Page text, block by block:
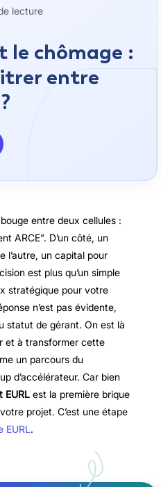
lecture
le chômage :
entre
entre deux cellules :
ARCE”. D’un côté, un
l’autre, un capital pour
est plus qu’un simple
stratégique pour votre
n’est pas évidente,
statut de gérant. On est là
et à transformer cette
un parcours du
d’accélérateur. Car bien
EURLest la première brique
projet. C’est une étape
EURL.